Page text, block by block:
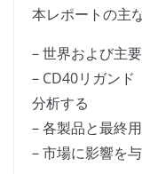
本レポートの主
– 世界および主
– CD40リガンド
分析する
– 各製品と最終
– 市場に影響を